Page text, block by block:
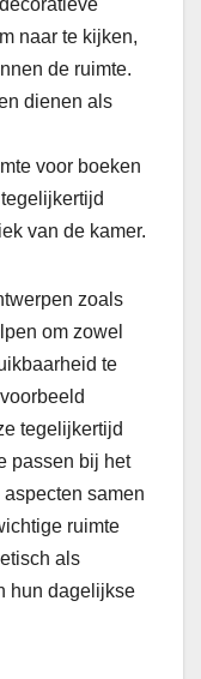
naar te kijken,
de ruimte.
dienen als
voor boeken
van de kamer.
zoals
om zowel
te
tegelijkertijd
passen bij het
samen
ruimte
als
hun dagelijkse